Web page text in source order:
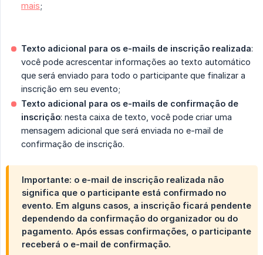
mais;
Texto adicional para os e-mails de inscrição realizada:
você pode acrescentar informações ao texto automático
que será enviado para todo o participante que finalizar a
inscrição em seu evento;
Texto adicional para os e-mails de confirmação de
inscrição: nesta caixa de texto, você pode criar uma
mensagem adicional que será enviada no e-mail de
confirmação de inscrição.
Importante: o e-mail de inscrição realizada não
significa que o participante está confirmado no
evento. Em alguns casos, a inscrição ficará pendente
dependendo da confirmação do organizador ou do
pagamento. Após essas confirmações, o participante
receberá o e-mail de confirmação.